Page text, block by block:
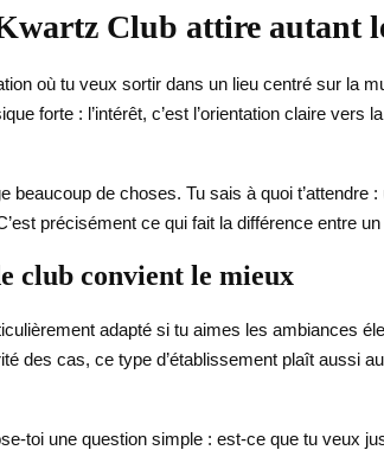
Club attire autant
où tu veux sortir dans un lieu centré sur la
forte : l’intérêt, c’est l’orientation claire vers la
beaucoup de choses. Tu sais à quoi
précisément ce qui fait la différence entre
club convient le mieux
adapté si tu aimes les ambiances
des cas, ce type d’établissement plaît aussi
toi une question simple : est-ce que tu veux